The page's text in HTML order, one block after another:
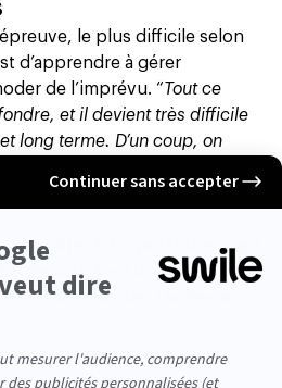
le plus difficile selon
d’apprendre à gérer
de l’imprévu. “Tout ce
et il devient très difficile
long terme. D’un coup, on
au temps”,
des objectifs quotidiens qui
de satisfaction, plutôt que
à la somme des tâches à
d’être indulgent envers soi-
toutes les petites tâches